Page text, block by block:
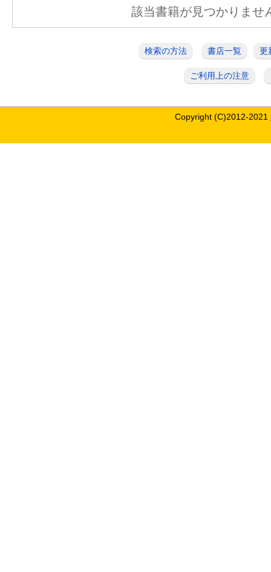
該当書籍が見つかりませ
検索の方法 書店一覧 更
ご利用上の注意
Copyright (C)2012-2021